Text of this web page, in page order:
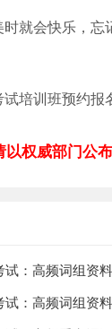
就会快乐，忘
培训班预约报
权威部门公布
试：高频词组资
试：高频词组资